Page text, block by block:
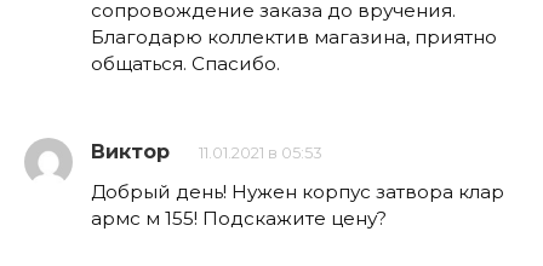
сопровождение заказа до вручения.
Благодарю коллектив магазина, приятно
общаться. Спасибо.
Виктор 11.01.2021 в 05:53
Добрый день! Нужен корпус затвора клар
армс м 155! Подскажите цену?